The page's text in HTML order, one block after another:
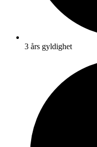
3 års gyldighet